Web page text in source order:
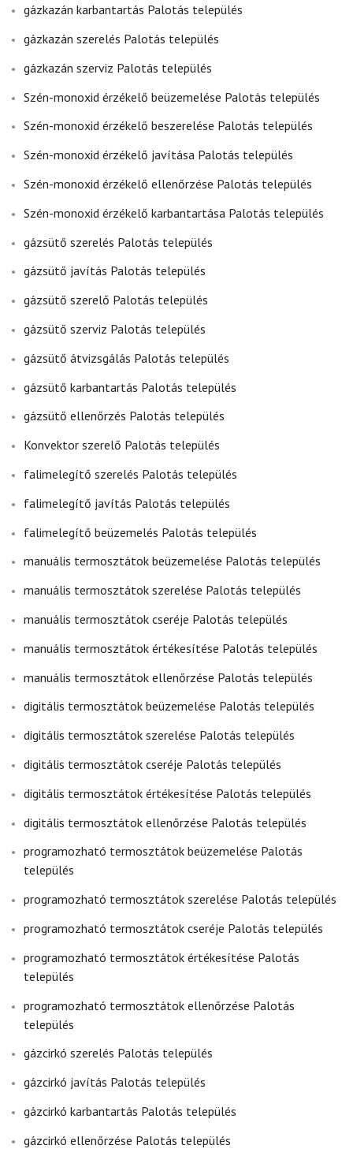
gázkazán karbantartás Palotás település
gázkazán szerelés Palotás település
gázkazán szerviz Palotás település
Szén-monoxid érzékelő beüzemelése Palotás település
Szén-monoxid érzékelő beszerelése Palotás település
Szén-monoxid érzékelő javítása Palotás település
Szén-monoxid érzékelő ellenőrzése Palotás település
Szén-monoxid érzékelő karbantartása Palotás település
gázsütő szerelés Palotás település
gázsütő javítás Palotás település
gázsütő szerelő Palotás település
gázsütő szerviz Palotás település
gázsütő átvizsgálás Palotás település
gázsütő karbantartás Palotás település
gázsütő ellenőrzés Palotás település
Konvektor szerelő Palotás település
falimelegítő szerelés Palotás település
falimelegítő javítás Palotás település
falimelegítő beüzemelés Palotás település
manuális termosztátok beüzemelése Palotás település
manuális termosztátok szerelése Palotás település
manuális termosztátok cseréje Palotás település
manuális termosztátok értékesítése Palotás település
manuális termosztátok ellenőrzése Palotás település
digitális termosztátok beüzemelése Palotás település
digitális termosztátok szerelése Palotás település
digitális termosztátok cseréje Palotás település
digitális termosztátok értékesítése Palotás település
digitális termosztátok ellenőrzése Palotás település
programozható termosztátok beüzemelése Palotás
település
programozható termosztátok szerelése Palotás település
programozható termosztátok cseréje Palotás település
programozható termosztátok értékesítése Palotás
település
programozható termosztátok ellenőrzése Palotás
település
gázcirkó szerelés Palotás település
gázcirkó javítás Palotás település
gázcirkó karbantartás Palotás település
gázcirkó ellenőrzése Palotás település